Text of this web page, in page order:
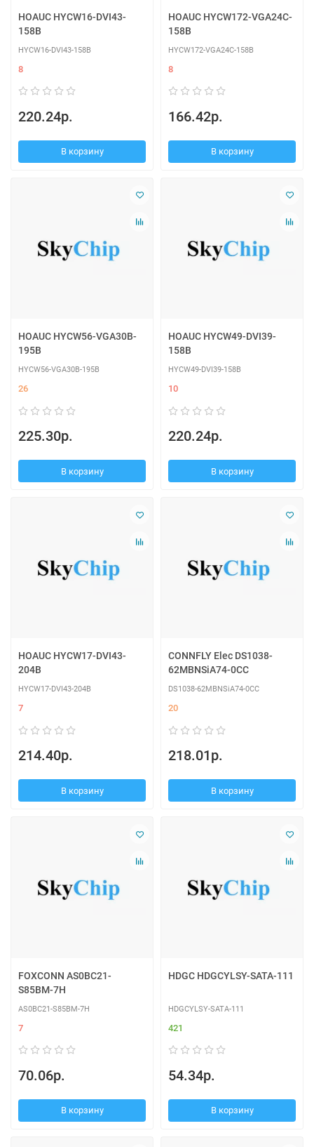
HOAUC HYCW16-DVI43-
158B
HYCW16-DVI43-158B
8
220.24р.
В корзину
HOAUC HYCW172-VGA24C-
158B
HYCW172-VGA24C-158B
8
166.42р.
В корзину
HOAUC HYCW56-VGA30B-
195B
HYCW56-VGA30B-195B
26
225.30р.
В корзину
HOAUC HYCW49-DVI39-
158B
HYCW49-DVI39-158B
10
220.24р.
В корзину
HOAUC HYCW17-DVI43-
204B
HYCW17-DVI43-204B
7
214.40р.
В корзину
CONNFLY Elec DS1038-
62MBNSiA74-0CC
DS1038-62MBNSiA74-0CC
20
218.01р.
В корзину
FOXCONN AS0BC21-
S85BM-7H
AS0BC21-S85BM-7H
7
70.06р.
В корзину
HDGC HDGCYLSY-SATA-111
HDGCYLSY-SATA-111
421
54.34р.
В корзину